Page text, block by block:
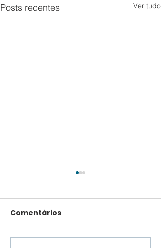
Posts recentes Ver tudo
Comentários